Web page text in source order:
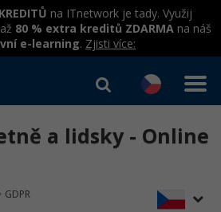
na ITnetwork je tady. Využij
80 % extra kreditů ZDARMAna náš
e-learning. Zjisti více:
a kurzy
a lidsky - Online
GDPR